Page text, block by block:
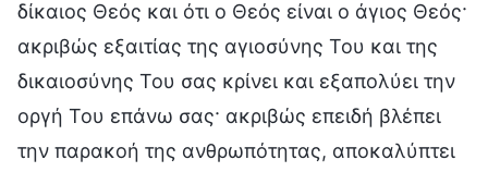
δίκαιος Θεός και ότι ο Θεός είναι ο άγιος Θεός·
ακριβώς εξαιτίας της αγιοσύνης Του και της
δικαιοσύνης Του σας κρίνει και εξαπολύει την
οργή Του επάνω σας· ακριβώς επειδή βλέπει
την παρακοή της ανθρωπότητας, αποκαλύπτει